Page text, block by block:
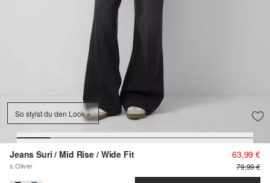
So stylst du den Look
Jeans Suri / Mid Rise / Wide Fit
s.Oliver
63,99 €
79,99 €